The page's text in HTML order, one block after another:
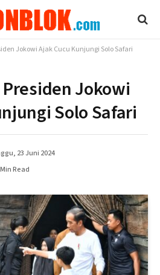
Jokowi Ajak Cucu Kunjungi Solo Safari
Jokowi
Solo Safari
23 Juni 2024
Read